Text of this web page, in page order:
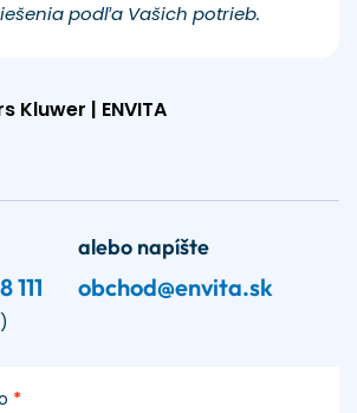
podľa Vašich potrieb.
Kluwer | ENVITA
111
alebo napíšte
obchod@envita.sk
*